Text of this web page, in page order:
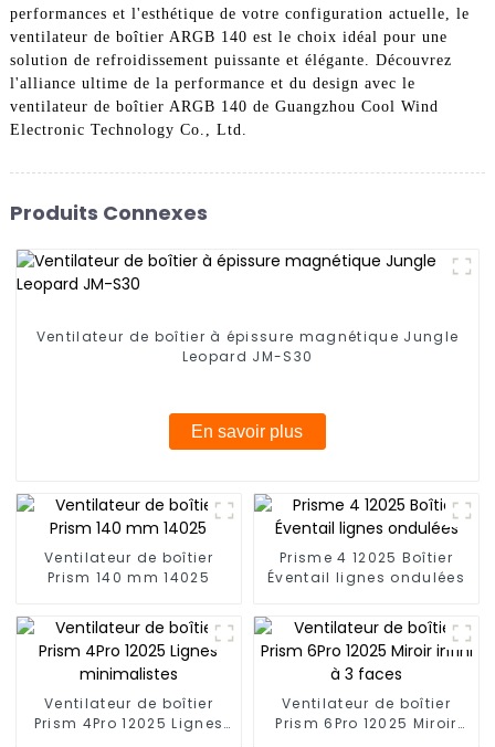
performances et l'esthétique de votre configuration actuelle, le
ventilateur de boîtier ARGB 140 est le choix idéal pour une
solution de refroidissement puissante et élégante. Découvrez
l'alliance ultime de la performance et du design avec le
ventilateur de boîtier ARGB 140 de Guangzhou Cool Wind
Electronic Technology Co., Ltd.
Produits Connexes
Ventilateur de boîtier à épissure magnétique Jungle
Leopard JM-S30
En savoir plus
Ventilateur de boîtier
Prism 140 mm 14025
Prisme 4 12025 Boîtier
Éventail lignes ondulées
Ventilateur de boîtier
Prism 4Pro 12025 Lignes
Ventilateur de boîtier
Prism 6Pro 12025 Miroir